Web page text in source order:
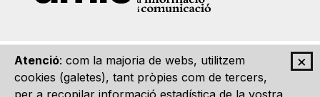
×
Atenció: com la majoria de webs, utilitzem
cookies (galetes), tant pròpies com de tercers,
per a recopilar informació estadística de la vostra
Qui som Contacte Imatge Gràfica Avís legal